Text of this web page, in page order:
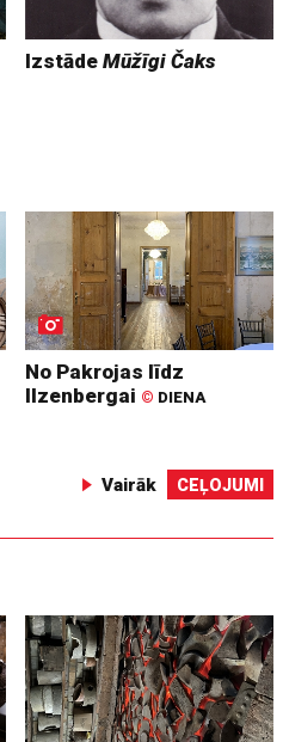
IzstādeMūžīgi Čaks
No Pakrojas līdz
Ilzenbergai © DIENA
Vairāk CEĻOJUMI